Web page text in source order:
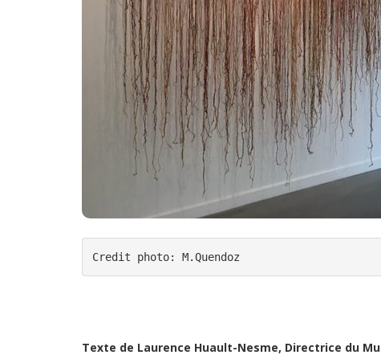
Credit photo: M.Quendoz
Texte de Laurence Huault-Nesme, Directrice du